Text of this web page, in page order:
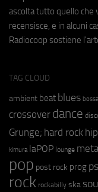
ascolta tutto quello che
recensisce, e in alcuni
Radiocoop sostiene
TAG CLOUD
ambient beat blues bossa
crossover dance
Grunge; hard rock
kimura laPOP lounge
pop post rock prog
rock rockabilly ska